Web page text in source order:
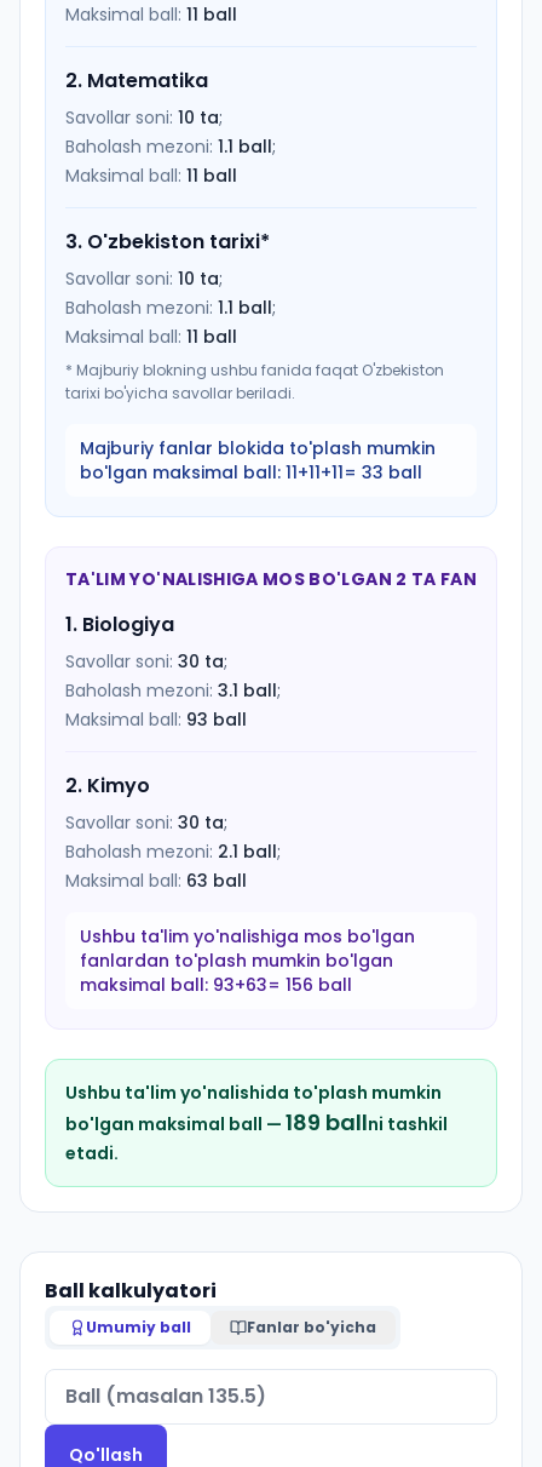
Maksimal ball: 11 ball
2. Matematika
Savollar soni: 10 ta;
Baholash mezoni: 1.1 ball;
Maksimal ball: 11 ball
3. O'zbekiston tarixi*
Savollar soni: 10 ta;
Baholash mezoni: 1.1 ball;
Maksimal ball: 11 ball
* Majburiy blokning ushbu fanida faqat O'zbekiston
tarixi bo'yicha savollar beriladi.
Majburiy fanlar blokida to'plash mumkin
bo'lgan maksimal ball: 11+11+11= 33 ball
TA'LIM YO'NALISHIGA MOS BO'LGAN 2 TA FAN
1. Biologiya
Savollar soni: 30 ta;
Baholash mezoni: 3.1 ball;
Maksimal ball: 93 ball
2. Kimyo
Savollar soni: 30 ta;
Baholash mezoni: 2.1 ball;
Maksimal ball: 63 ball
Ushbu ta'lim yo'nalishiga mos bo'lgan
fanlardan to'plash mumkin bo'lgan
maksimal ball: 93+63= 156 ball
Ushbu ta'lim yo'nalishida to'plash mumkin
bo'lgan maksimal ball — 189 ballni tashkil
etadi.
Ball kalkulyatori
Umumiy ball Fanlar bo'yicha
Qo'llash